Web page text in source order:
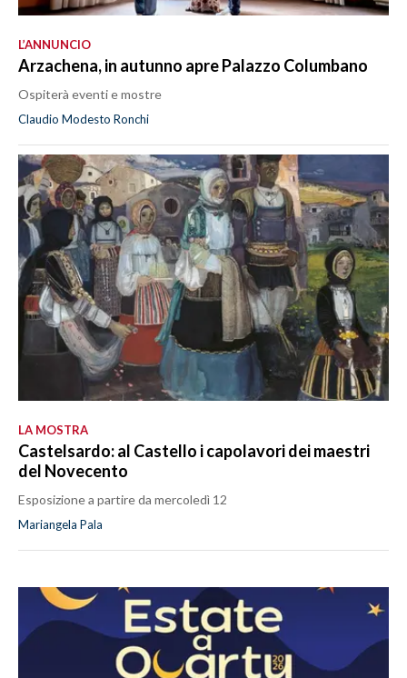
L’ANNUNCIO
Arzachena, in autunno apre Palazzo Columbano
Ospiterà eventi e mostre
Claudio Modesto Ronchi
LA MOSTRA
Castelsardo: al Castello i capolavori dei maestri
del Novecento
Esposizione a partire da mercoledì 12
Mariangela Pala